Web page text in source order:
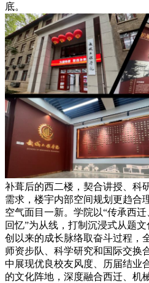
底。
补葺后的西二楼，契合讲授、科
需求，楼宇内部空间规划更趋合
空气面目一新。学院以“传承西
回忆”为从线，打制沉浸式从题
创以来的成长脉络取奋斗过程，
师资步队、科学研究和国际交换
中展现优良校友风度、历届结业
的文化阵地，深度融合西迁、机